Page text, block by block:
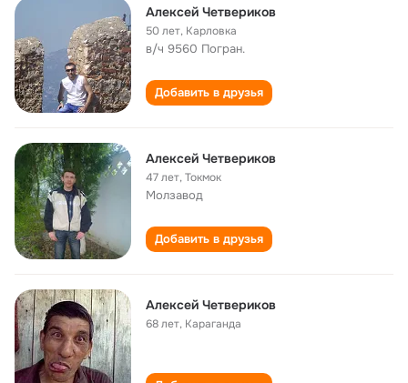
Алексей Четвериков
50 лет, Карловка
в/ч 9560 Погран.
Добавить в друзья
Алексей Четвериков
47 лет,Токмок
Молзавод
Добавить в друзья
Алексей Четвериков
68 лет, Караганда